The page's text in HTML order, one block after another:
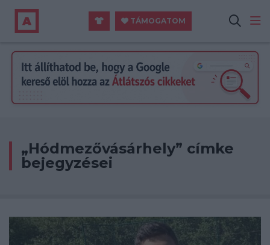
TÁMOGATOM
„Hódmezővásárhely” címke
bejegyzései